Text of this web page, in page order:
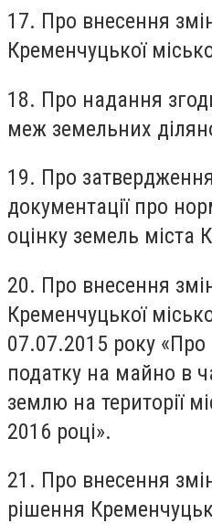
17. Про внесення
Кременчуцької
18. Про надання
меж земельних
19. Про затвердження
документації про
оцінку земель міста
20. Про внесення
Кременчуцької
07.07.2015 року «Про
податку на майно в
землю на території
2016 році».
21. Про внесення
рішення